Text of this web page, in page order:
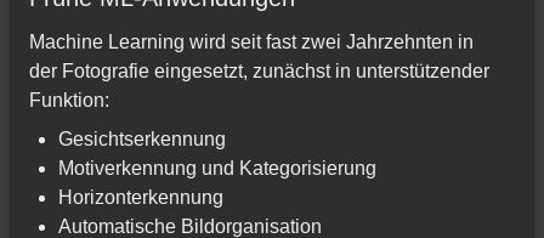
Machine Learning wird seit fast zwei Jahrzehnten in
der Fotografie eingesetzt, zunächst in unterstützender
Funktion:
Gesichtserkennung
Motiverkennung und Kategorisierung
Horizonterkennung
Automatische Bildorganisation